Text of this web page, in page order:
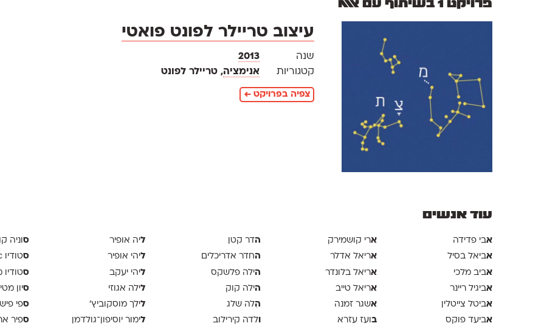
פרויקט 1 בשיתוף עם אאא
עיצוב טריילר לפונט פואטי
שנה
2013
קטגוריות
אנימציה, טריילר לפונט
צפיה בפרויקט ←
עוד אנשים
אבי פדידה
אביאל בסיל
אביב מלכי
אביגיל ריינר
אביטל צייטלין
אביעד פוקס
ארי קושמירק
אריאל אדלר
אריאל בלונדר
אריאל טייב
אשגר זמנה
ב ועז עזרא
הדר קטן
החדר אדריכלים
הילה פלשקס
הילה קוק
הִלה שלג
ולדה קירילוב
ליה אופיר
ליהי אופיר
ליהי יעקב
לילה אגוזי
לילך מוסקוביץ'
לימור יוסיפון־גולדמן
ס וניה
סטודיו etc
סטודיו
סיון
ספי
ספיר